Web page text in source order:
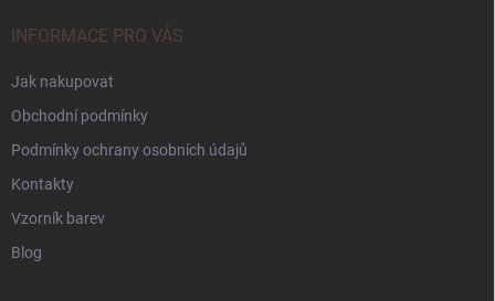
INFORMACE PRO VÁS
Jak nakupovat
Obchodní podmínky
Podmínky ochrany osobních údajů
Kontakty
Vzorník barev
Blog